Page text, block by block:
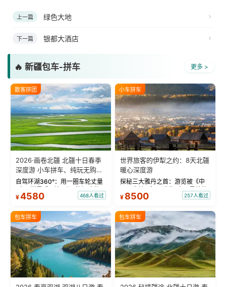
上一篇 绿色大地
下一篇 银都大酒店
🔥 新疆包车-拼车 更多 >
散客拼团
2026·画卷北疆 北疆十日春季
深度游 小车拼车、纯玩无购
物！
自驾环湖360°：用一圈车轮丈量
“大西洋最后一滴眼泪”的极致蔚
蓝。 赛湖旅拍：甄选多款风格服
绝美瞬间。 赛湖坦克300跟车视
频：专业摄影师...
¥4580 468人看过
小车拼车
世界旅客的伊犁之约：8天北疆
暖心深度游
探秘三大雅丹之首：游览被《中
国国家地理》评选为“中国最美的
三大雅丹”第一名的克拉玛依魔鬼
瓦人最大村落——禾木村，欣赏
晨雾与小木...
¥ 8500 257人看过
包车拼车 包车拼车